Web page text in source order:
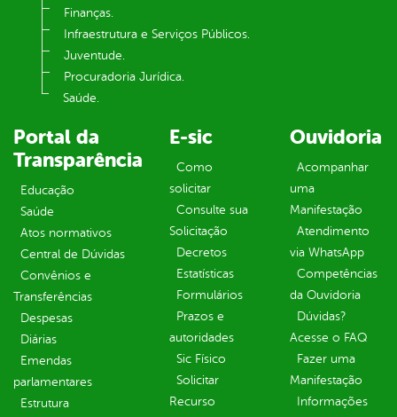
Finanças.
Infraestrutura e Serviços Públicos.
Juventude.
Procuradoria Jurídica.
Saúde.
Portal da
Transparência
Educação
Saúde
Atos normativos
Central de Dúvidas
Convênios e
Transferências
Despesas
Diárias
Emendas
parlamentares
Estrutura
E-sic
Como
solicitar
Consulte sua
Solicitação
Decretos
Estatísticas
Formulários
Prazos e
autoridades
Sic Físico
Solicitar
Recurso
Ouvidoria
Acompanhar
uma
Manifestação
Atendimento
via WhatsApp
Competências
da Ouvidoria
Dúvidas?
Acesse o FAQ
Fazer uma
Manifestação
Informações